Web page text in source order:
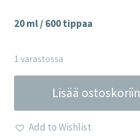
20 ml / 600 tippaa
1 varastossa
-
tipat
Lisää ostoskoriin
Add to Wishlist